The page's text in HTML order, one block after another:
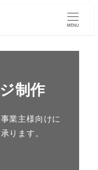
MENU
制作
業主様向けに
ります。